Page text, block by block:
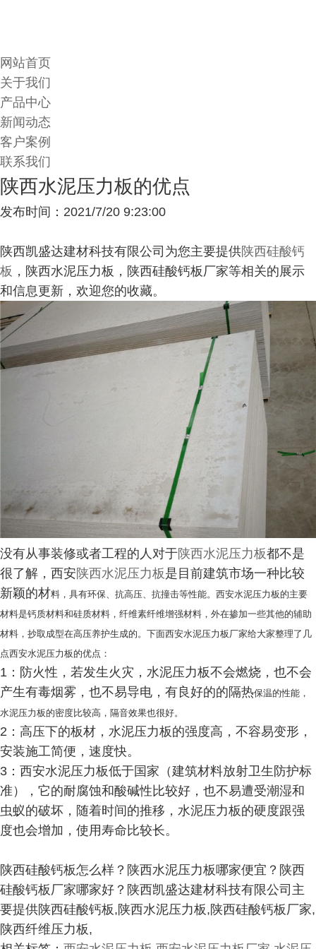
网站首页
关于我们
产品中心
新闻动态
客户案例
联系我们
陕西水泥压力板的优点
发布时间：2021/7/20 9:23:00
陕西凯盛达建材科技有限公司为您主要提供陕西硅酸钙
板 ，陕西水泥压力板，陕西硅酸钙板厂家等相关的展示
和信息更新，欢迎您的收藏。
没有从事装修或者工程的人对于陕西水泥压力板都不是
很了解，西安 陕西水泥压力板是目前建筑市场一种比较
新颖的材料，具有环保、抗高压、抗撞击等性能。西安水泥压力板的主要
材料是钙质材料和硅质材料，纤维素纤维增强材料，外在掺加一些其他的辅助
材料，抄取成型在高压养护生成的。下面西安水泥压力板厂家给大家整理了几
点西安水泥压力板的优点：
1：防火性，若发生火灾，水泥压力板不会燃烧，也不会
产生有毒烟雾，也不易导电，有良好的的隔热保温的性能，
水泥压力板的密度比较高，隔音效果也很好。
2：高压下的板材，水泥压力板的强度高，不容易变形，
安装施工简便，速度快。
3：西安水泥压力板低于国家（建筑材料放射卫生防护标
准），它的耐腐蚀和酸碱性比较好，也不易遭受潮湿和
虫蚁的破坏，随着时间的推移，水泥压力板的硬度跟强
度也会增加，使用寿命比较长。
陕西硅酸钙板怎么样？陕西水泥压力板哪家便宜？陕西
硅酸钙板厂家哪家好？陕西凯盛达建材科技有限公司主
要提供陕西硅酸钙板,陕西水泥压力板,陕西硅酸钙板厂家,
陕西纤维压力板,